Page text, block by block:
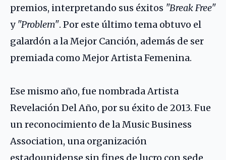
premios, interpretando sus éxitos "Break Free"
y "Problem". Por este último tema obtuvo el
galardón a la Mejor Canción, además de ser
premiada como Mejor Artista Femenina.
Ese mismo año, fue nombrada Artista
Revelación Del Año, por su éxito de 2013. Fue
un reconocimiento de la Music Business
Association, una organización